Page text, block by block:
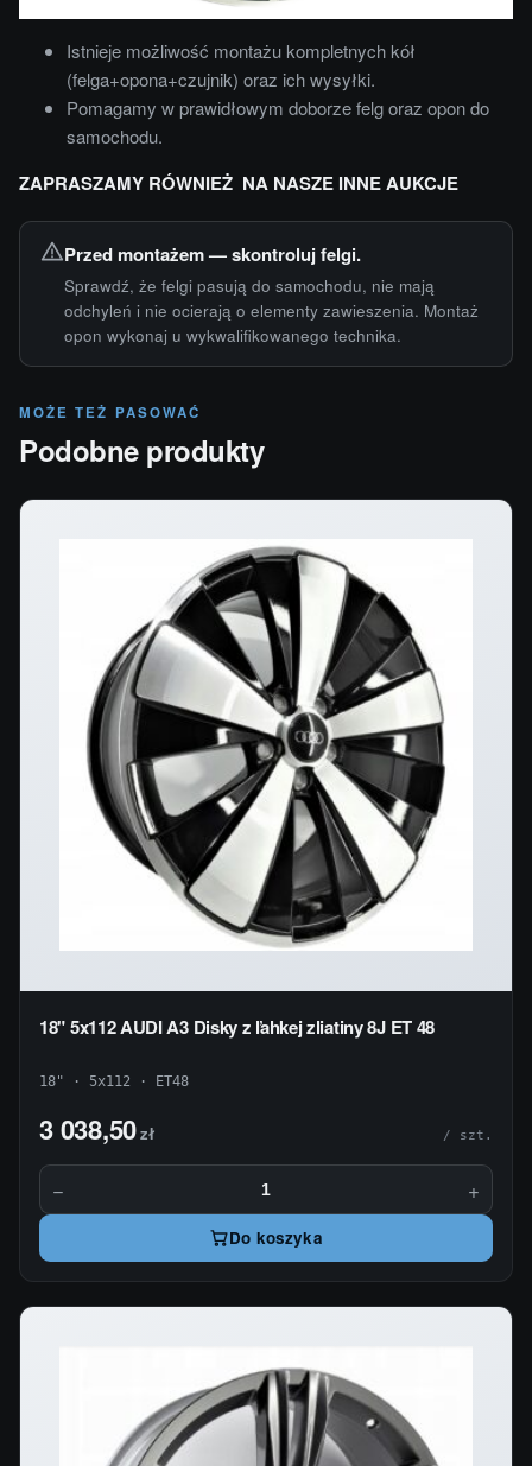
Istnieje możliwość montażu kompletnych kół
(felga+opona+czujnik) oraz ich wysyłki.
Pomagamy w prawidłowym doborze felg oraz opon do
samochodu.
ZAPRASZAMY RÓWNIEŻ NA NASZE INNE AUKCJE
Przed montażem — skontroluj felgi.
Sprawdź, że felgi pasują do samochodu, nie mają
odchyleń i nie ocierają o elementy zawieszenia. Montaż
opon wykonaj u wykwalifikowanego technika.
MOŻE TEŻ PASOWAĆ
Podobne produkty
18" 5x112 AUDI A3 Disky z ľahkej zliatiny 8J ET 48
18" · 5x112 · ET48
3 038,50zł / szt.
− +
Do koszyka